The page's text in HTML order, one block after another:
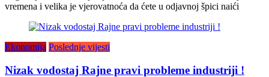
vremena i velika je vjerovatnoća da ćete u odjavnoj špici naići
Ekonomija Poslednje vijesti
Nizak vodostaj Rajne pravi probleme industriji !